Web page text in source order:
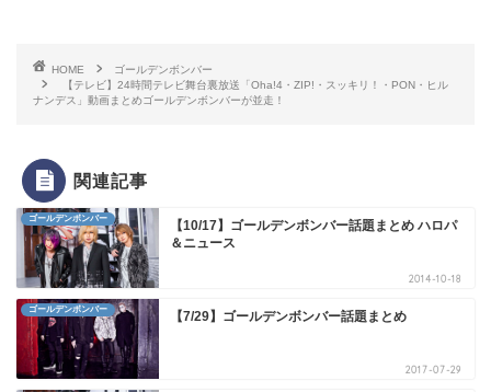
HOME
ゴールデンボンバー
【テレビ】24時間テレビ舞台裏放送「Oha!4・ZIP!・スッキリ！・PON・ヒル
ナンデス」動画まとめゴールデンボンバーが並走！
関連記事
ゴールデンボンバー
【10/17】ゴールデンボンバー話題まとめ ハロパ
＆ニュース
2014-10-18
ゴールデンボンバー 【7/29】ゴールデンボンバー話題まとめ
2017-07-29